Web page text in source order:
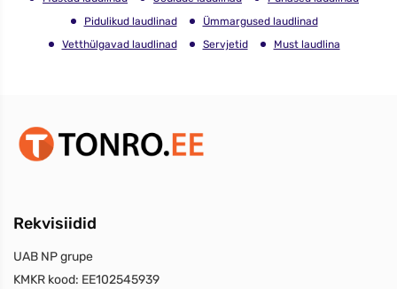
Pidulikud laudlinad
Ümmargused laudlinad
Vetthülgavad laudlinad
Servjetid Must laudlina
Rekvisiidid
UAB NP grupe
KMKR kood: EE102545939